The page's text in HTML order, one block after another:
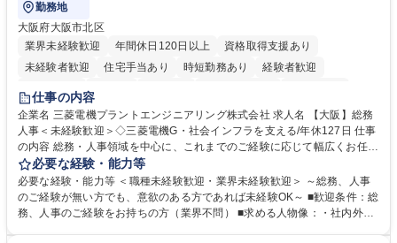
勤務地
大阪府大阪市北区
業界未経験歓迎
年間休日120日以上
資格取得支援あり
未経験者歓迎
住宅手当あり 時短勤務あり
経験者歓迎
退職金あり
駅近5分以内
土日祝休み 服装自由 寮・社宅あり 食事補助あり
仕事の内容
企業名 三菱電機プラントエンジニアリング株式会社 求人名 【大阪】総務
人事＜未経験歓迎＞◇三菱電機G・社会インフラを支える/年休127日 仕事
の内容 総務・人事領域を中心に、これまでのご経験に応じて幅広くお任せ
します。 ＜具体的には＞ ・総務/人事労務（給与・社保・勤怠管理など）
・採用・教育研修 ・福利厚生運用 など ※基本的には事務所勤務ですが、
採用や教育等の業務内容により、関西圏以外への日帰り・宿泊を伴う国内
出張もございます。 ※担当業務を持ちつつ、お互いに助け合いながら、総
必要な経験・能力等
必要な経験・能力等 ＜職種未経験歓迎・業界未経験歓迎＞ ～総務、人事
のご経験が無い方でも、意欲のある方であれば未経験OK～ ■歓迎条件：総
務、人事のご経験をお持ちの方（業界不問） ■求める人物像：・社内外の